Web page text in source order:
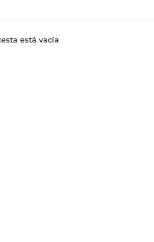
está vacía
de jardín